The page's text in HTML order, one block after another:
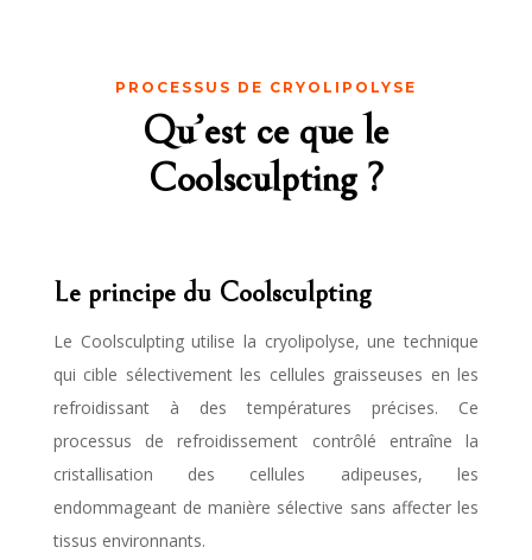
PROCESSUS DE CRYOLIPOLYSE
Qu’est ce que le
Coolsculpting ?
Le principe du Coolsculpting
Le Coolsculpting utilise la cryolipolyse, une technique
qui cible sélectivement les cellules graisseuses en les
refroidissant à des températures précises. Ce
processus de refroidissement contrôlé entraîne la
cristallisation des cellules adipeuses, les
endommageant de manière sélective sans affecter les
tissus environnants.